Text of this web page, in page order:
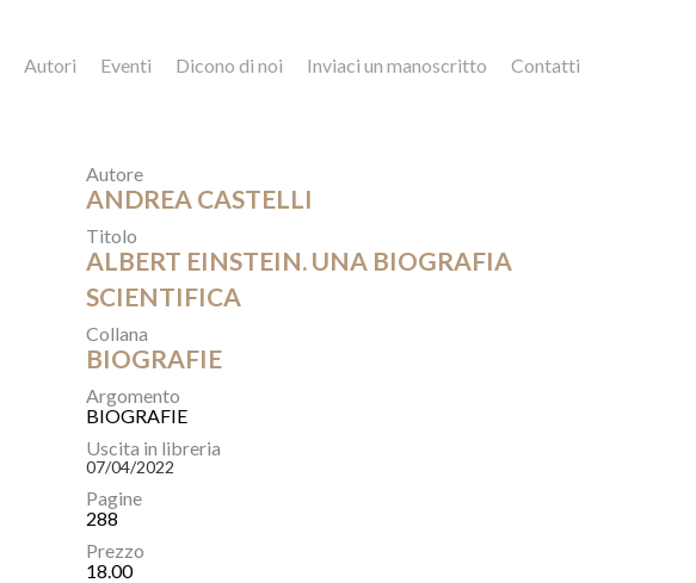
Autori Eventi Dicono di noi Inviaci un manoscritto Contatti
Autore
ANDREA CASTELLI
Titolo
ALBERT EINSTEIN. UNA BIOGRAFIA
SCIENTIFICA
Collana
BIOGRAFIE
Argomento
BIOGRAFIE
Uscita in libreria
07/04/2022
Pagine
288
Prezzo
18.00